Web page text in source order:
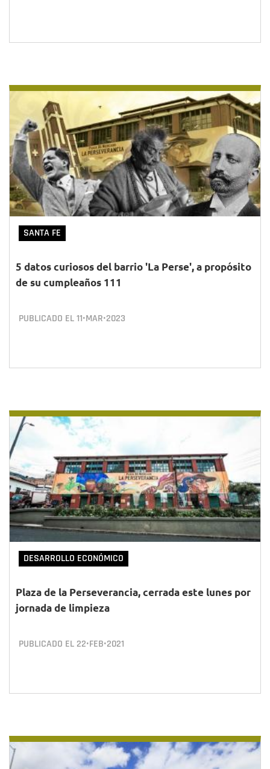
SANTA FE
5 datos curiosos del barrio 'La Perse', a propósito
de su cumpleaños 111
PUBLICADO EL11•MAR•2023
DESARROLLO ECONÓMICO
Plaza de la Perseverancia, cerrada este lunes por
jornada de limpieza
PUBLICADO EL 22•FEB•2021